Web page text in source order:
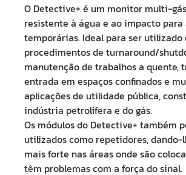
O Detective+ é um monitor multi-
resistente à água e ao impacto para
temporárias. Ideal para ser utilizado
procedimentos de turnaround/
manutenção de trabalhos a quente,
entrada em espaços confinados e
aplicações de utilidade pública,
indústria petrolífera e do gás.
Os módulos do Detective+ também
utilizados como repetidores, dando-
mais forte nas áreas onde são
têm problemas com a força do sinal.